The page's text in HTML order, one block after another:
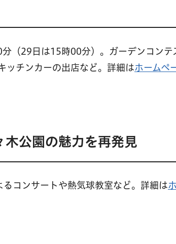
（29日は15時00分）。ガーデンコンテ
ッチンカーの出店など。詳細はホームペ
公園の魅力を再発見
コンサートや熱気球教室など。詳細は